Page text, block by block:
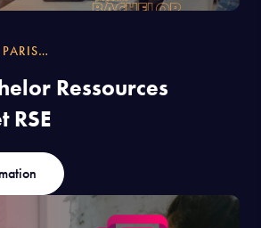
PARIS…
Ressources
RSE